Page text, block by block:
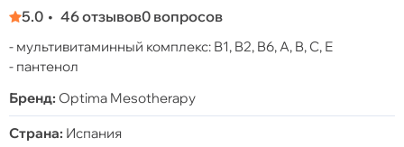
5.0 46 отзывов0 вопросов
- мультивитаминный комплекс: В1, B2, B6, А, B, С, Е
- пантенол
Бренд: Optima Mesotherapy
Страна: Испания